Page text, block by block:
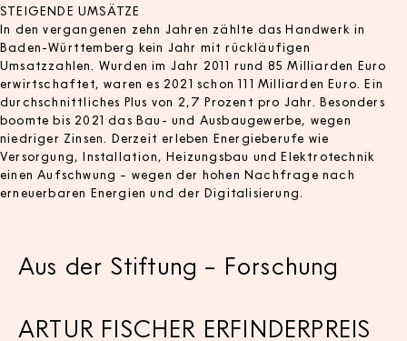
STEIGENDE UMSÄTZE
In den vergangenen zehn Jahren zählte das Handwerk in
Baden-Württemberg kein Jahr mit rückläufigen
Umsatzzahlen. Wurden im Jahr 2011 rund 85 Milliarden Euro
erwirtschaftet, waren es 2021 schon 111 Milliarden Euro. Ein
durchschnittliches Plus von 2,7 Prozent pro Jahr. Besonders
boomte bis 2021 das Bau- und Ausbaugewerbe, wegen
niedriger Zinsen. Derzeit erleben Energieberufe wie
Versorgung, Installation, Heizungsbau und Elektrotechnik
einen Aufschwung – wegen der hohen Nachfrage nach
erneuerbaren Energien und der Digitalisierung.
Aus der Stiftung – Forschung
ARTUR FISCHER ERFINDERPREIS